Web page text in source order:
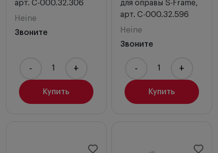
арт. C-000.32.306
Heine
Звоните
Купить
- +
для оправы S-Frame,
арт. C-000.32.596
Heine
Звоните
Купить
- +